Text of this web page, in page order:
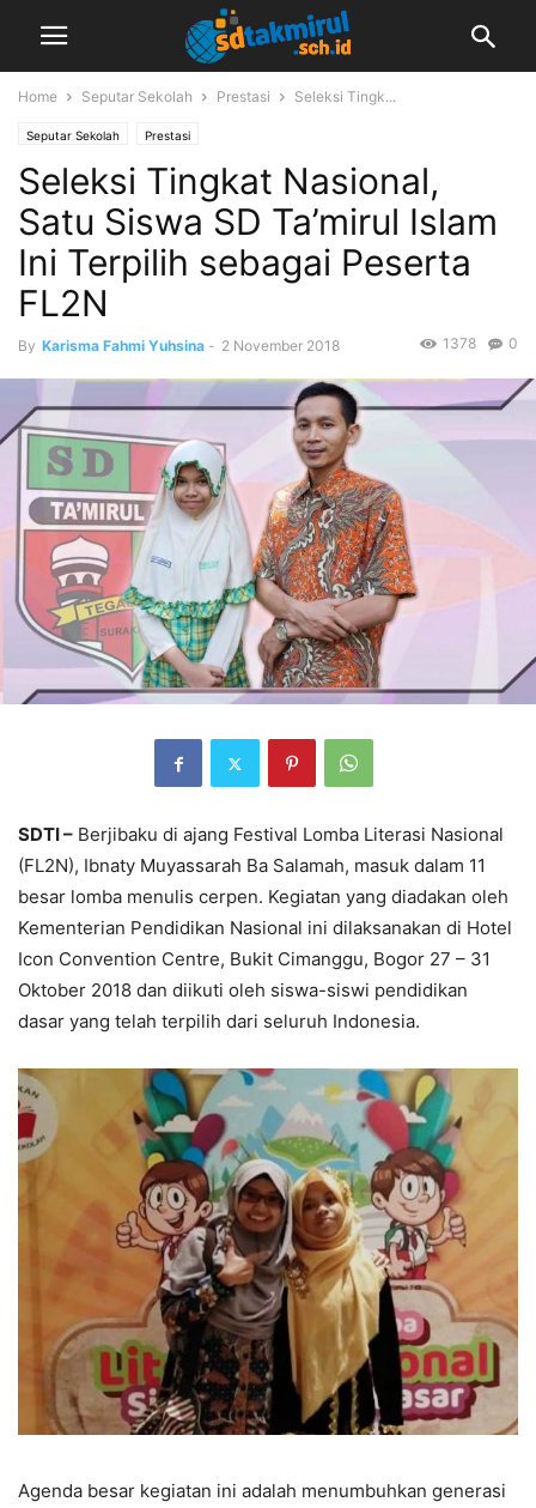
Home Seputar Sekolah Prestasi Seleksi Tingk...
Seputar Sekolah Prestasi
Seleksi Tingkat Nasional,
Satu Siswa SD Ta’mirul Islam
Ini Terpilih sebagai Peserta
FL2N
By Karisma Fahmi Yuhsina - 2 November 2018 0
1378
SDTI – Berjibaku di ajang Festival Lomba Literasi Nasional
(FL2N), Ibnaty Muyassarah Ba Salamah, masuk dalam 11
besar lomba menulis cerpen. Kegiatan yang diadakan oleh
Kementerian Pendidikan Nasional ini dilaksanakan di Hotel
Icon Convention Centre, Bukit Cimanggu, Bogor 27 – 31
Oktober 2018 dan diikuti oleh siswa-siswi pendidikan
dasar yang telah terpilih dari seluruh Indonesia.
Agenda besar kegiatan ini adalah menumbuhkan generasi